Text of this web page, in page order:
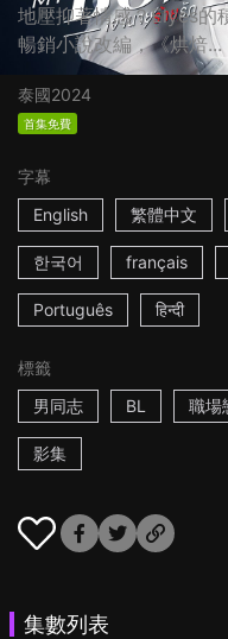
地壓抑著情感？Elyes
暢銷小說改編，《烘焙...
泰國2024
首集免費
字幕
English
繁體中文
한국어 français
Português हिन्दी
標籤
男同志
BL 職場
影集
集數列表